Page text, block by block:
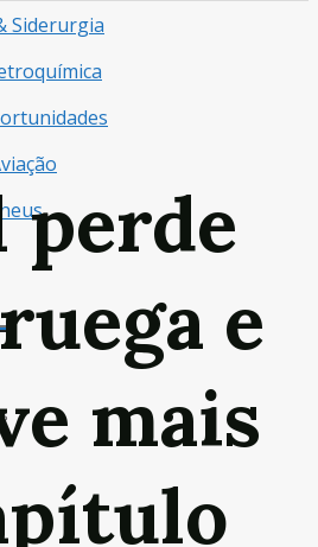
Siderurgia
perde
e
mais